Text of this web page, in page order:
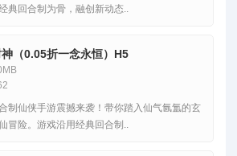
典回合制为骨，融创新动态..
（0.05折一念永恒）H5
制仙侠手游震撼来袭！带你踏入仙气氤氲的玄
冒险。游戏沿用经典回合制..